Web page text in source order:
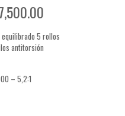
actual
es:
5 rollos
antitorsión
– 5,2:1